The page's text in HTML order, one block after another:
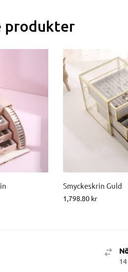
produkter
Smyckeskrin Guld
1,798.80 kr